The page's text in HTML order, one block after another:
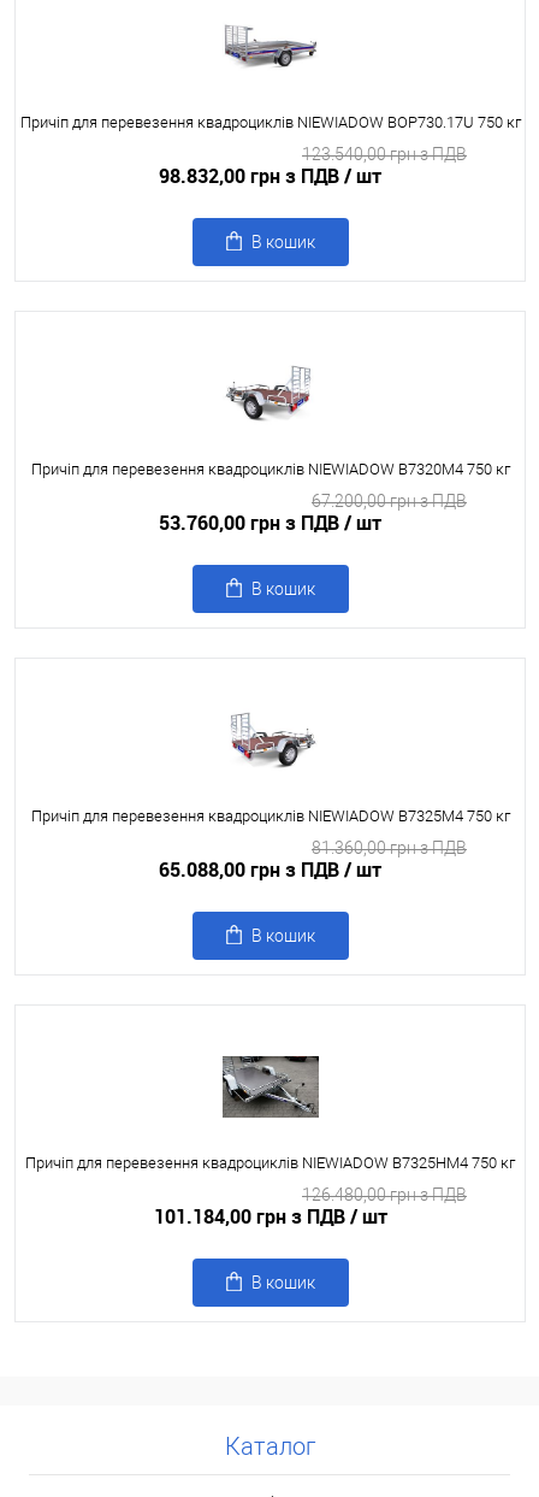
Причіп для перевезення квадроциклів NIEWIADOW BOP730.17U 750 кг
98.832,00 грн з ПДВ/ шт
123.540,00 грн з ПДВ
В кошик
Причіп для перевезення квадроциклів NIEWIADOW B7320M4 750 кг
53.760,00 грн з ПДВ/ шт
67.200,00 грн з ПДВ
В кошик
Причіп для перевезення квадроциклів NIEWIADOW B7325M4 750 кг
65.088,00 грн з ПДВ/ шт
81.360,00 грн з ПДВ
В кошик
Причіп для перевезення квадроциклів NIEWIADOW B7325HM4 750 кг
101.184,00 грн з ПДВ/ шт
126.480,00 грн з ПДВ
В кошик
Каталог